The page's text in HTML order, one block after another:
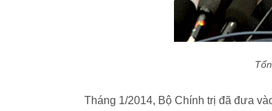
T
Tháng 1/2014, Bộ Chính trị đã đưa